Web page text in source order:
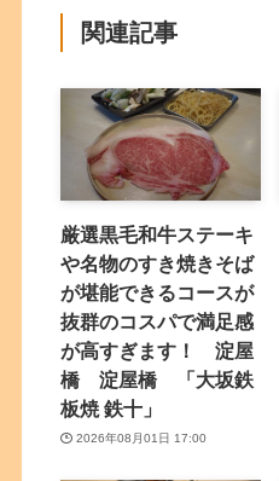
関連記事
厳選黒毛和牛ステーキ
や名物のすき焼きそば
が堪能できるコースが
抜群のコスパで満足感
が高すぎます！ 淀屋
橋 淀屋橋 「大坂鉄
板焼 鉄十」
2026年08月01日 17:00